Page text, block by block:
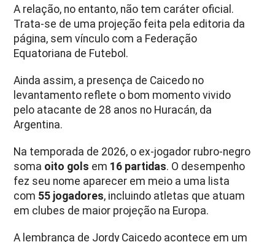
A relação, no entanto, não tem caráter oficial.
Trata-se de uma projeção feita pela editoria da
página, sem vínculo com a Federação
Equatoriana de Futebol.
Ainda assim, a presença de Caicedo no
levantamento reflete o bom momento vivido
pelo atacante de 28 anos no Huracán, da
Argentina.
Na temporada de 2026, o ex-jogador rubro-negro
soma oito gols em 16 partidas. O desempenho
fez seu nome aparecer em meio a uma lista
com 55 jogadores, incluindo atletas que atuam
em clubes de maior projeção na Europa.
A lembrança de Jordy Caicedo acontece em um